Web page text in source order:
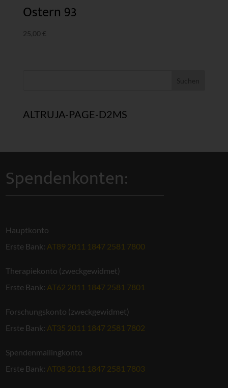
Ostern 93
25,00 €
ALTRUJA-PAGE-D2MS
Spendenkonten:
Hauptkonto
Erste Bank: AT89 2011 1847 2581 7800
Therapiekonto (zweckgewidmet)
Erste Bank: AT62 2011 1847 2581 7801
Forschungskonto (zweckgewidmet)
Erste Bank: AT35 2011 1847 2581 7802
Spendenmailingkonto
Erste Bank: AT08 2011 1847 2581 7803